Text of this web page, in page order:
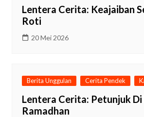
Lentera Cerita: Keajaiban
Roti
20 Mei 2026
Berita Unggulan Cerita Pendek
Lentera Cerita: Petunjuk Di
Ramadhan